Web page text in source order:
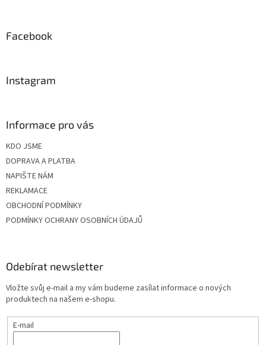
Facebook
Instagram
Informace pro vás
KDO JSME
DOPRAVA A PLATBA
NAPIŠTE NÁM
REKLAMACE
OBCHODNÍ PODMÍNKY
PODMÍNKY OCHRANY OSOBNÍCH ÚDAJŮ
Odebírat newsletter
Vložte svůj e-mail a my vám budeme zasílat informace o nových
produktech na našem e-shopu.
E-mail